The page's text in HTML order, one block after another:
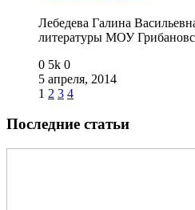
Лебедева Галина
литературы МОУ
0 5k 0
5 апреля, 2014
1 2 3 4
Последние статьи